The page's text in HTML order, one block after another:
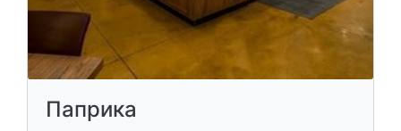
Паприка